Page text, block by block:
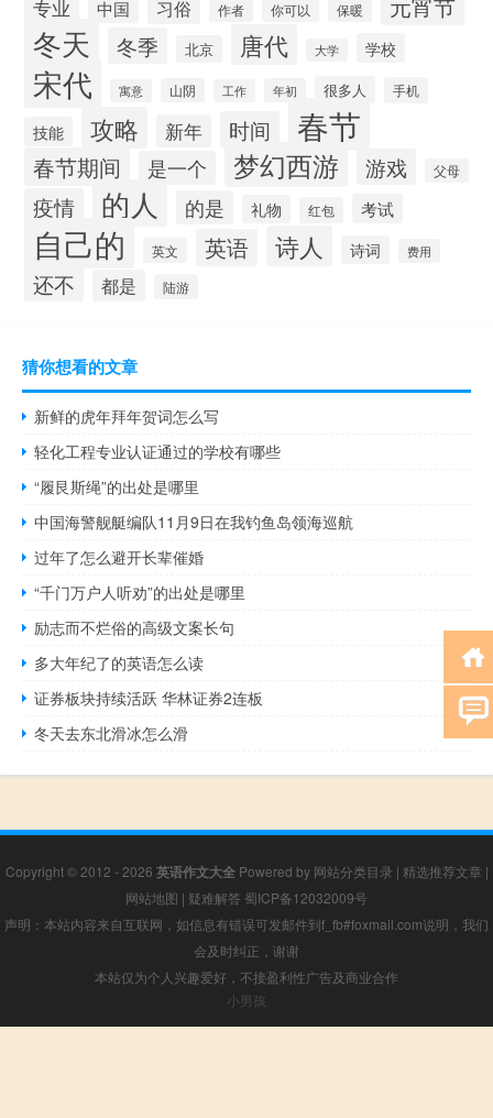
专业 中国 习俗 作者 你可以 保暖
冬天 冬季 北京 唐代 大学 学校
宋代 寓意 山阴 工作 年初 很多人 手机
技能 攻略 新年 时间 春节
春节期间 是一个 梦幻西游 游戏 父母
疫情 的人 的是 礼物 红包 考试
自己的 英文 英语 诗人 诗词 费用
还不 都是 陆游
猜你想看的文章
新鲜的虎年拜年贺词怎么写
轻化工程专业认证通过的学校有哪些
“履艮斯绳”的出处是哪里
中国海警舰艇编队11月9日在我钓鱼岛领海巡航
过年了怎么避开长辈催婚
“千门万户人听劝”的出处是哪里
励志而不烂俗的高级文案长句
多大年纪了的英语怎么读
证券板块持续活跃 华林证券2连板
冬天去东北滑冰怎么滑
Copyright © 2012 - 2026 英语作文大全Powered by 网站分类目录 | 精选推荐文章 |
网站地图 | 疑难解答 蜀ICP备12032009号
声明：本站内容来自互联网，如信息有错误可发邮件到f_fb#foxmail.com说明，我们
会及时纠正，谢谢
本站仅为个人兴趣爱好，不接盈利性广告及商业合作
小男孩